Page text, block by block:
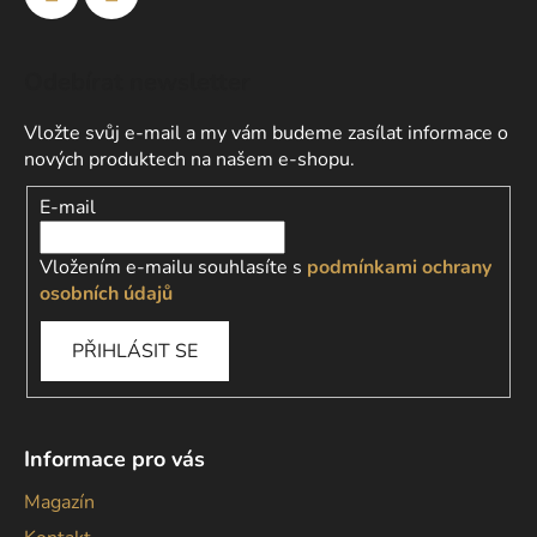
Vložte svůj e-mail a my vám budeme zasílat informace o
nových produktech na našem e-shopu.
E-mail
Vložením e-mailu souhlasíte s podmínkami ochrany
osobních údajů
PŘIHLÁSIT SE
Informace pro vás
Magazín